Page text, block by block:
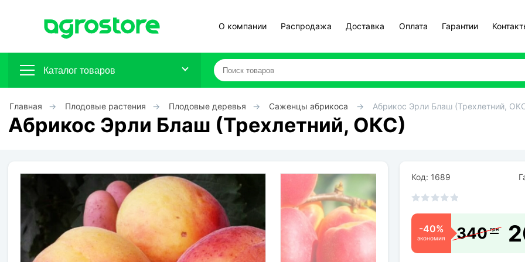
О компании Распродажа Доставка Оплата Гарантии
Каталог товаров
Плодовые кустарники
Декоративные растения
Цветы
Главная Плодовые растения Плодовые деревья Саженцы абрикоса Абрикос Эрли Блаш (Трехлетний,
Абрикос Эрли Блаш (Трехлетний, ОКС)
Код: 1689
-40%
экономия 340 грн